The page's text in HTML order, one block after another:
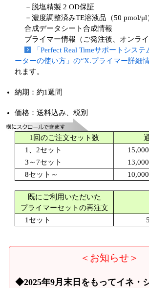
ユーザーズボイス集
動画ライブラリー
Q&A
－脱塩精製 2 OD保証
－濃度調整済みTE溶液品（50 pmol/μl
合成データシート合成情報
プライマー情報（ご発注後、オンライ
「Perfect Real Timeサポートシス
ーターの使い方」の“X.プライマー詳細
れます。
納期：約1週間
価格：送料込み、税別
1回のご注文セット数
1、2セット
3～7セット
8セット～
既にご利用いただいた
プライマーセットの再注文
1セット
＜お知らせ＞
◆2025年9月末日をもってイネ・